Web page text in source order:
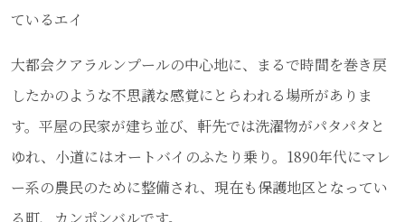
ているエイ
大都会クアラルンプールの中心地に、まるで時間を巻き戻
したかのような不思議な感覚にとらわれる場所がありま
す。平屋の民家が建ち並び、軒先では洗濯物がパタパタと
ゆれ、小道にはオートバイのふたり乗り。1890年代にマレ
ー系の農民のために整備され、現在も保護地区となってい